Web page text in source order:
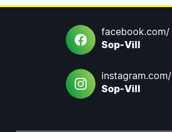
facebook.com/
Sop-Vill
instagram.com/
Sop-Vill